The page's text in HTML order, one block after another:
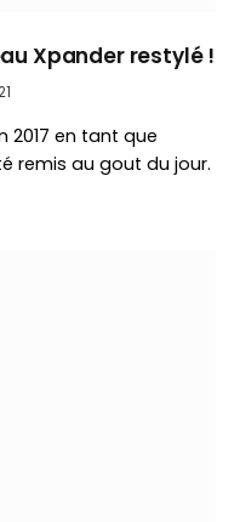
Xpander restylé !
2017 en tant que
remis au gout du jour.